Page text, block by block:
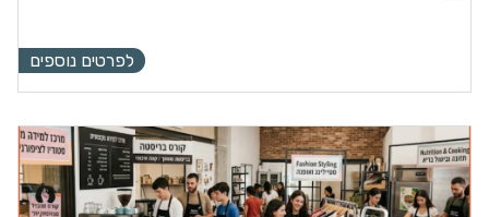
לפרטים נוספים